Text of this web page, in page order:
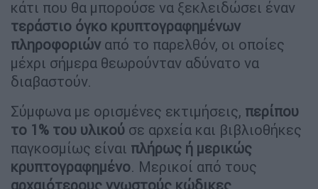
κάτι που θα μπορούσε να ξεκλειδώσει έναν
τεράστιο όγκο κρυπτογραφημένων
πληροφοριών από το παρελθόν, οι οποίες
μέχρι σήμερα θεωρούνταν αδύνατο να
διαβαστούν.
Σύμφωνα με ορισμένες εκτιμήσεις, περίπου
το 1% του υλικού σε αρχεία και βιβλιοθήκες
παγκοσμίως είναι πλήρως ή μερικώς
κρυπτογραφημένο. Μερικοί από τους
αρχαιότερους γνωστούς κώδικες